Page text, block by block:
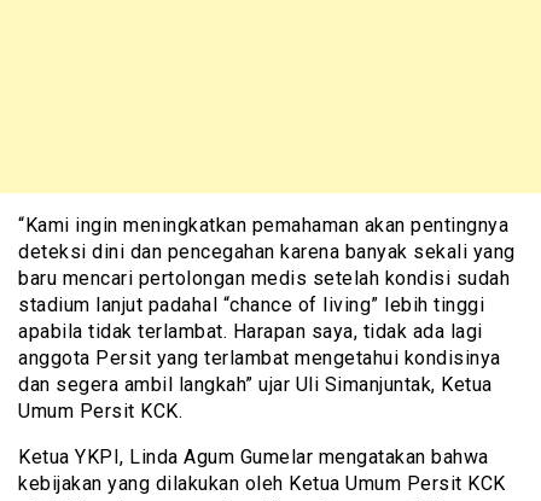
“Kami ingin meningkatkan pemahaman akan pentingnya
deteksi dini dan pencegahan karena banyak sekali yang
baru mencari pertolongan medis setelah kondisi sudah
stadium lanjut padahal “chance of living” lebih tinggi
apabila tidak terlambat. Harapan saya, tidak ada lagi
anggota Persit yang terlambat mengetahui kondisinya
dan segera ambil langkah” ujar Uli Simanjuntak, Ketua
Umum Persit KCK.
Ketua YKPI, Linda Agum Gumelar mengatakan bahwa
kebijakan yang dilakukan oleh Ketua Umum Persit KCK